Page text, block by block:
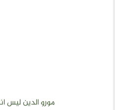
مورو الدين ليس